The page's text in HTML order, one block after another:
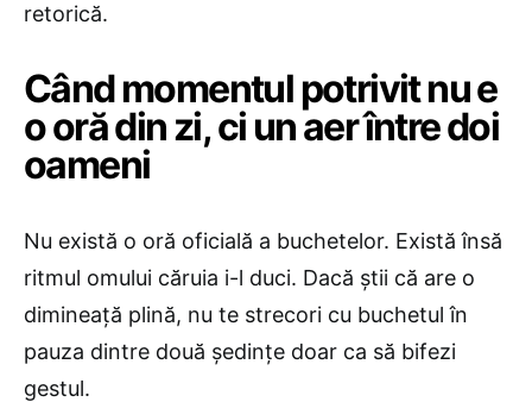
retorică.
Când momentul potrivit nu e
o oră din zi, ci un aer între doi
oameni
Nu există o oră oficială a buchetelor. Există însă
ritmul omului căruia i-l duci. Dacă știi că are o
dimineață plină, nu te strecori cu buchetul în
pauza dintre două ședințe doar ca să bifezi
gestul.